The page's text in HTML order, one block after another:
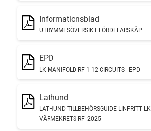
Informationsblad
UTRYMMESÖVERSIKT FÖRDELARSKÅP
EPD
LK MANIFOLD RF 1-12 CIRCUITS - EPD
Lathund
LATHUND TILLBEHÖRSGUIDE LINFRITT LK
VÄRMEKRETS RF_2025